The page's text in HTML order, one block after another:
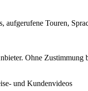
aufgerufene Touren,
Ohne Zustimmung
und Kundenvideos